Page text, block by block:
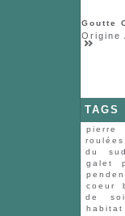
Goutte
Origine
TAGS
pierre
roulées
du sud
galet
coeur
de soi
habitat